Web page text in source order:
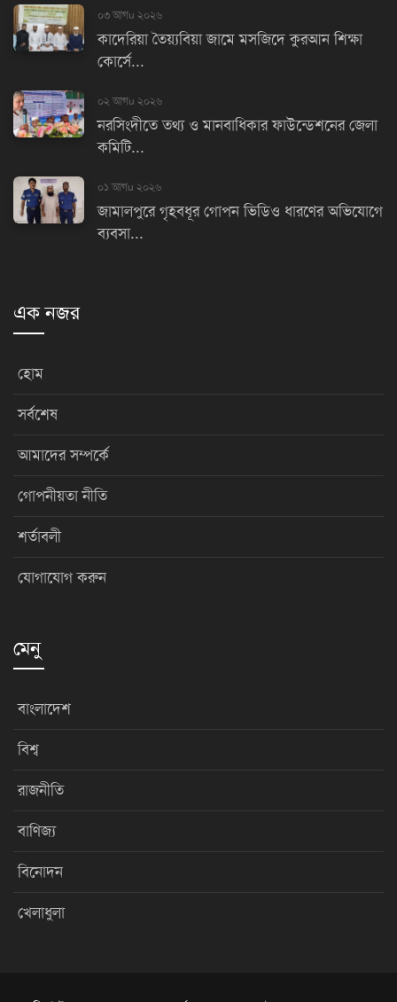
০৩ আগu ২০২৬
কাদেরিয়া তৈয়্যবিয়া জামে মসজিদে কুরআন শিক্ষা
কোর্সে...
০২ আগu ২০২৬
নরসিংদীতে তথ্য ও মানবাধিকার ফাউন্ডেশনের জেলা
কমিটি...
০১ আগu ২০২৬
জামালপুরে গৃহবধূর গোপন ভিডিও ধারণের অভিযোগে
ব্যবসা...
এক নজর
হোম
সর্বশেষ
আমাদের সম্পর্কে
গোপনীয়তা নীতি
শর্তাবলী
যোগাযোগ করুন
মেনু
বাংলাদেশ
বিশ্ব
রাজনীতি
বাণিজ্য
বিনোদন
খেলাধুলা